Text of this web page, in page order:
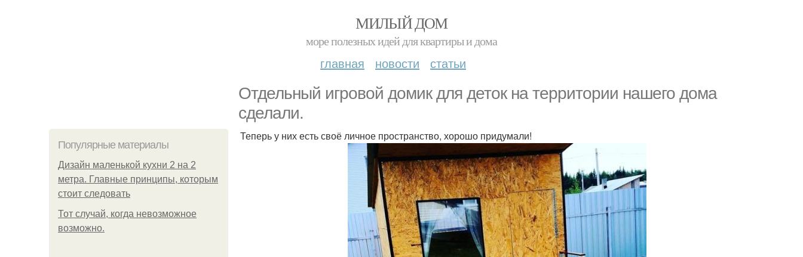
МИЛЫЙ ДОМ
море полезных идей для квартиры и дома
главная новости статьи
Отдельный игровой домик для деток на территории нашего дома
сделали.
Популярные материалы
Дизайн маленькой кухни 2 на 2
метра. Главные принципы, которым
стоит следовать
Тот случай, когда невозможное
возможно.
Теперь у них есть своё личное пространство, хорошо придумали!